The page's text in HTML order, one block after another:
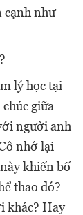
cạnh như
lý học tại
giữa
người anh
nhớ lại
khiến bố
thao đó?
khác? Hay